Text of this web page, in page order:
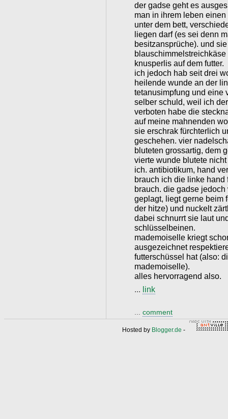
der gadse geht es
man in ihrem leben
unter dem bett,
liegen darf (es sei denn
besitzansprüche). und
knusperlis auf dem futter.
ich jedoch hab seit drei
heilende wunde an der
tetanusimpfung und eine
selber schuld, weil ich
verboten habe die
auf meine mahnenden
sie erschrak fürchterlich
geschehen. vier
bluteten grossartig, dem
vierte wunde blutete
ich. antibiotikum, hand
brauch ich die linke hand
brauch. die gadse
geplagt, liegt gerne beim
der hitze) und nuckelt
dabei schnurrt sie laut
schlüsselbeinen.
mademoiselle kriegt
ausgezeichnet
futterschüssel hat (also:
mademoiselle).
alles hervorragend also.
... link
comment
Hosted by Blogger.de -